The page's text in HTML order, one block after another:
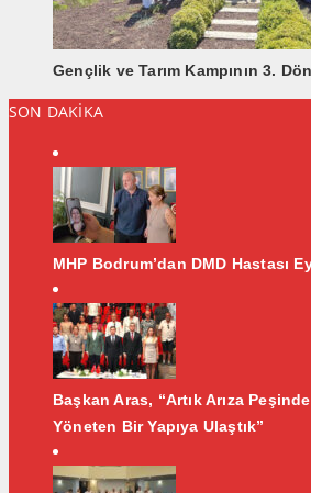
Gençlik ve Tarım Kampının 3.
SON DAKİKA
MHP Bodrum’dan DMD Hastası
Başkan Aras, “Artık Arıza
Yöneten Bir Yapıya Ulaştık”